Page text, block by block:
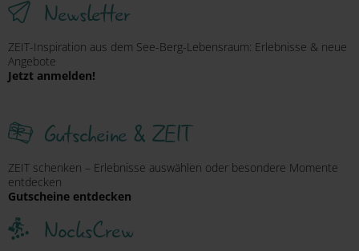
Newsletter
ZEIT-Inspiration aus dem See-Berg-Lebensraum: Erlebnisse & neue
Angebote
Jetzt anmelden!
Gutscheine & ZEIT
ZEIT schenken – Erlebnisse auswählen oder besondere Momente
entdecken
Gutscheine entdecken
NocksCrew